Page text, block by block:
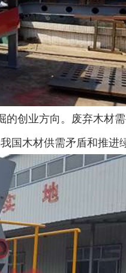
创业方向。废弃木材
木材供需矛盾和推进